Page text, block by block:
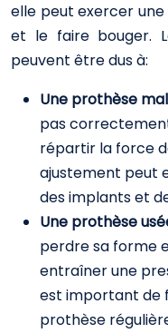
elle peut exercer une
et le faire bouger.
peuvent être dus à:
Une prothèse
pas
répartir la force
ajustement peut
des implants et
Une prothèse
perdre sa forme
entraîner une
est important de
prothèse